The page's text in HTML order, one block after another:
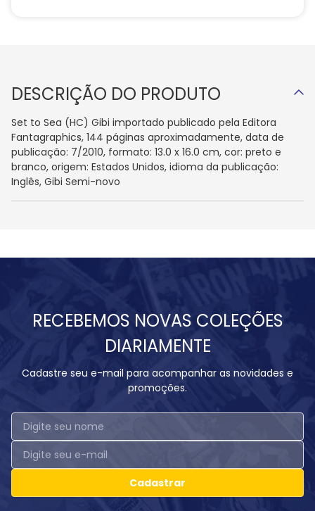
DESCRIÇÃO DO PRODUTO
Set to Sea (HC) Gibi importado publicado pela Editora
Fantagraphics, 144 páginas aproximadamente, data de
publicação: 7/2010, formato: 13.0 x 16.0 cm, cor: preto e
branco, origem: Estados Unidos, idioma da publicação:
Inglês, Gibi Semi-novo
RECEBEMOS NOVAS COLEÇÕES
DIARIAMENTE
Cadastre seu e-mail para acompanhar as novidades e
promoções.
Cadastrar